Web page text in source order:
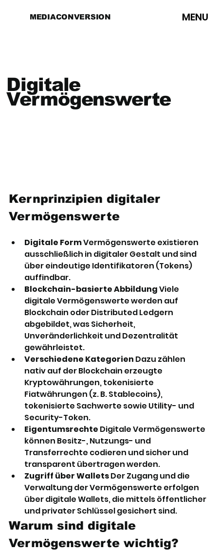
MEDIACONVERSION MENU
Kernprinzipien digitaler
Vermögenswerte
Digitale Form Vermögenswerte existieren
ausschließlich in digitaler Gestalt und sind
über eindeutige Identifikatoren (Tokens)
auffindbar.
Blockchain-basierte Abbildung Viele
digitale Vermögenswerte werden auf
Blockchain oder Distributed Ledgern
abgebildet, was Sicherheit,
Unveränderlichkeit und Dezentralität
gewährleistet.
Verschiedene Kategorien Dazu zählen
nativ auf der Blockchain erzeugte
Kryptowährungen, tokenisierte
Fiatwährungen (z. B. Stablecoins),
tokenisierte Sachwerte sowie Utility- und
Security-Token.
Eigentumsrechte Digitale Vermögenswerte
können Besitz-, Nutzungs- und
Transferrechte codieren und sicher und
transparent übertragen werden.
Zugriff über Wallets Der Zugang und die
Verwaltung der Vermögenswerte erfolgen
über digitale Wallets, die mittels öffentlicher
und privater Schlüssel gesichert sind.
Warum sind digitale
Vermögenswerte wichtig?
Digitale
Vermögenswerte